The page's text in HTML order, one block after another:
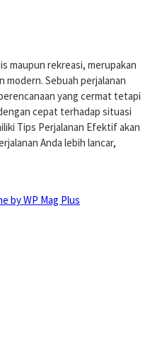
maupun rekreasi, merupakan
modern. Sebuah perjalanan
yang cermat tetapi
cepat terhadap situasi
Tips Perjalanan Efektif akan
Anda lebih lancar,
by WP Mag Plus